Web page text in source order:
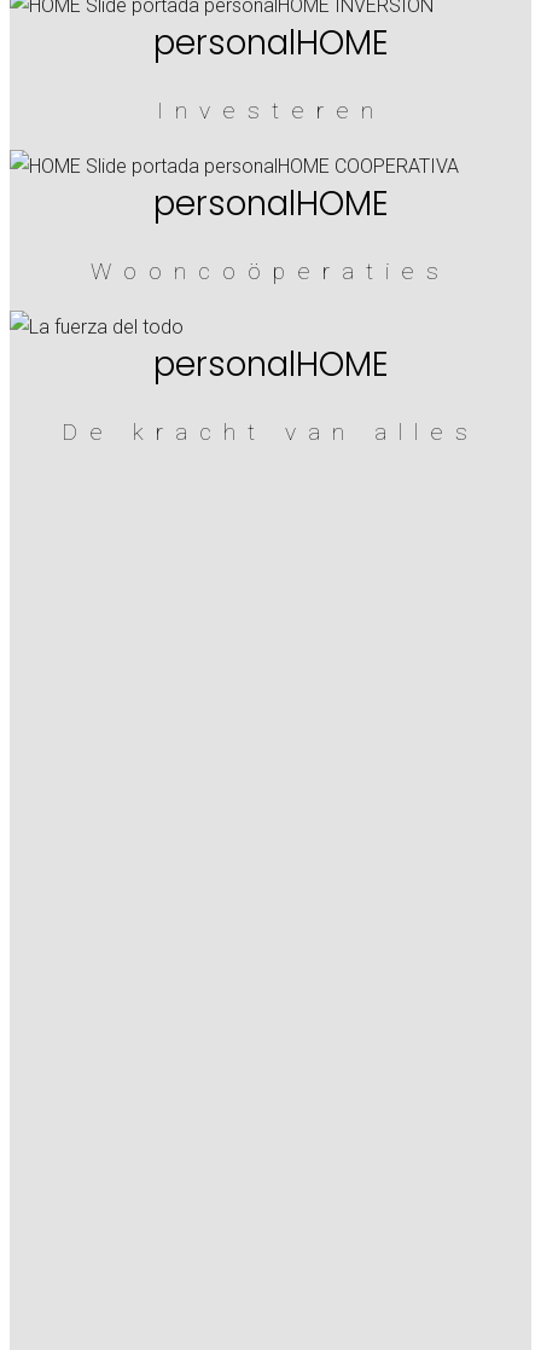
personalHOME
Investeren
personalHOME
Wooncoöperaties
personalHOME
De kracht van alles